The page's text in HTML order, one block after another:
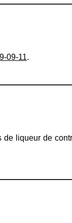
09-11.
de liqueur de